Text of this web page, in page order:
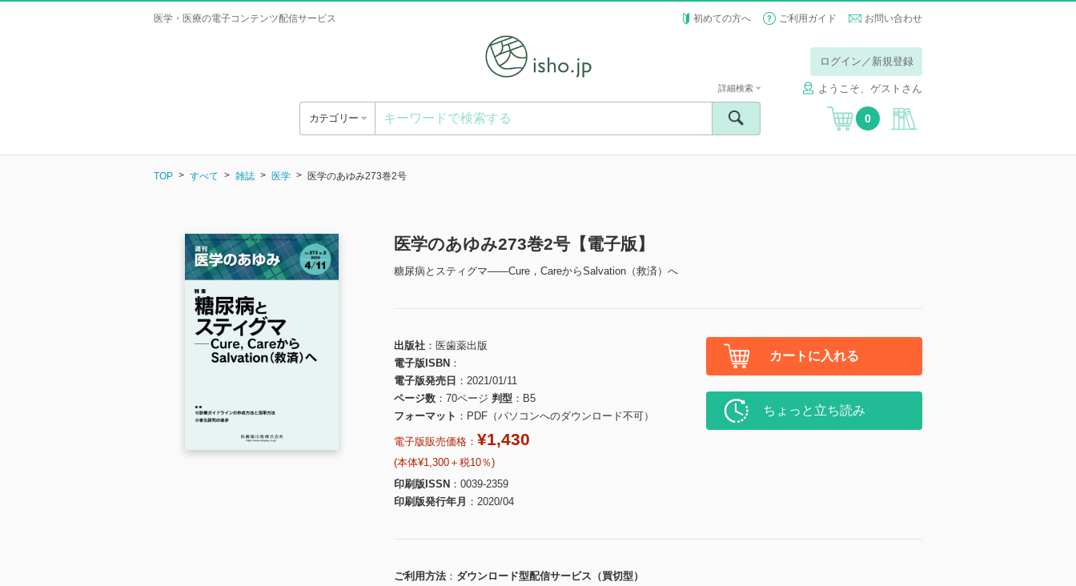
医学・医療の電子コンテンツ配信サービス 初めての方へ ご利用ガイド お問い合わせ
ログイン／新規登録
ようこそ、ゲストさん
カテゴリー
詳細検索
0
TOP すべて 雑誌 医学 医学のあゆみ273巻2号
医学のあゆみ273巻2号【電子版】
糖尿病とスティグマ――Cure，CareからSalvation（救済）へ
出版社
医歯薬出版
電子版ISBN
電子版発売日
2021/01/11
ページ数
70ページ 判型
B5
フォーマット
PDF（パソコンへのダウンロード不可）
電子版販売価格： ¥1,430
(本体¥1,300＋税10％)
印刷版ISSN
0039-2359
印刷版発行年月
2020/04
カートに入れる
ちょっと立ち読み
ご利用方法
ダウンロード型配信サービス（買切型）